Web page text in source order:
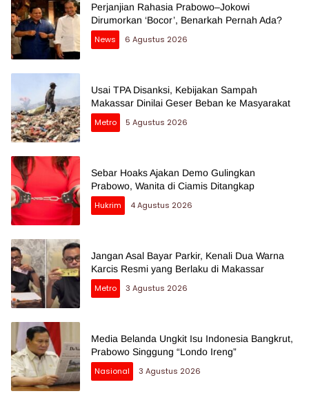
Perjanjian Rahasia Prabowo–Jokowi
Dirumorkan ‘Bocor’, Benarkah Pernah Ada?
News
6 Agustus 2026
Usai TPA Disanksi, Kebijakan Sampah
Makassar Dinilai Geser Beban ke Masyarakat
Metro
5 Agustus 2026
Sebar Hoaks Ajakan Demo Gulingkan
Prabowo, Wanita di Ciamis Ditangkap
Hukrim
4 Agustus 2026
Jangan Asal Bayar Parkir, Kenali Dua Warna
Karcis Resmi yang Berlaku di Makassar
Metro
3 Agustus 2026
Media Belanda Ungkit Isu Indonesia Bangkrut,
Prabowo Singgung “Londo Ireng”
Nasional
3 Agustus 2026